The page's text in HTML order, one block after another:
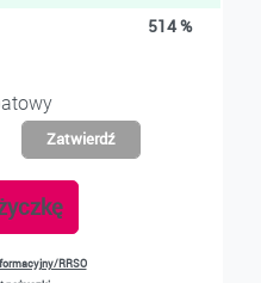
514%
Zatwierdź
RRSO